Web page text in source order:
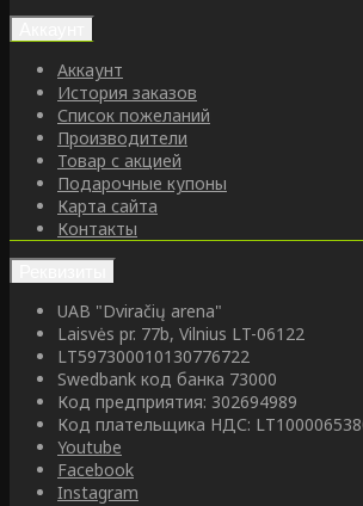
Аккаунт
История заказов
Список пожеланий
Производители
Товар с акцией
Подарочные купоны
Карта сайта
Контакты
UAB "Dviračių arena"
Laisvės pr. 77b, Vilnius LT-06122
LT597300010130776722
Swedbank код банка 73000
Код предприятия: 302694989
Код плательщика НДС:
Youtube
Facebook
Instagram